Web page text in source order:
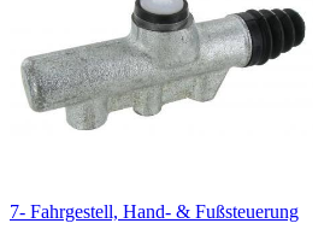
7- Fahrgestell, Hand- & Fußsteuerung